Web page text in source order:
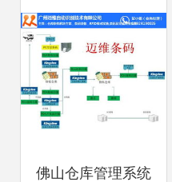
佛山仓库管理系统